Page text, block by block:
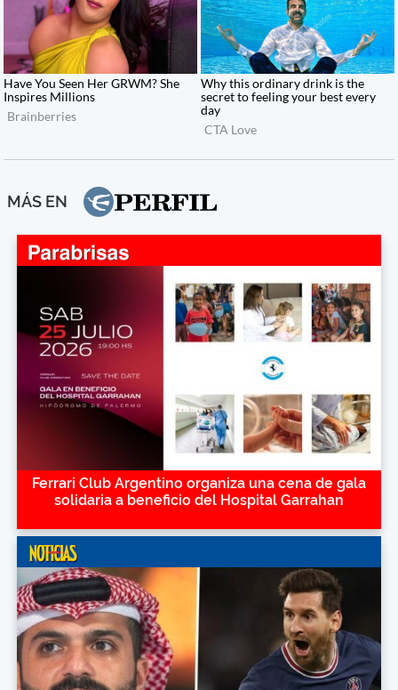
MÁS EN
Ferrari Club Argentino organiza una cena de gala
solidaria a beneficio del Hospital Garrahan